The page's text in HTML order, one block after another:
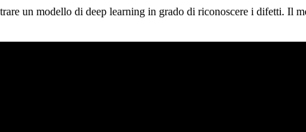
un modello di deep learning in grado di riconoscere i difetti. Il